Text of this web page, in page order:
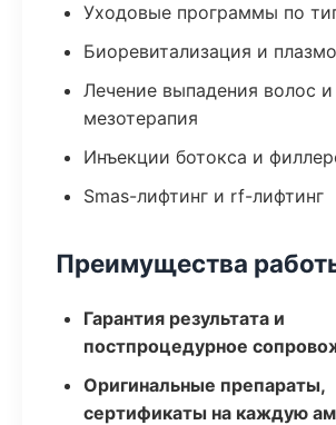
Уходовые программы по
Биоревитализация и
Лечение выпадения волос и
мезотерапия
Инъекции ботокса и
Smas-лифтинг и rf-лифтинг
Преимущества
Гарантия результата и
постпроцедурное
Оригинальные препараты,
сертификаты на каждую